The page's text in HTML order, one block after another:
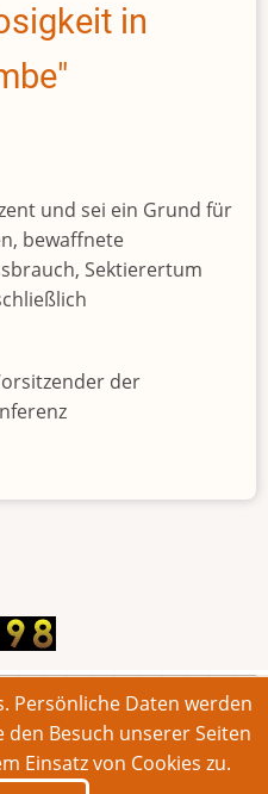
in
und sei ein Grund für
bewaffnete
Sektierertum
der
Rechte vorbehalten.
Persönliche Daten werden
Besuch unserer Seiten
Einsatz von Cookies zu.